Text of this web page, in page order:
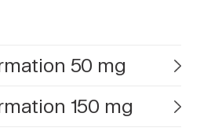
50 mg
150 mg